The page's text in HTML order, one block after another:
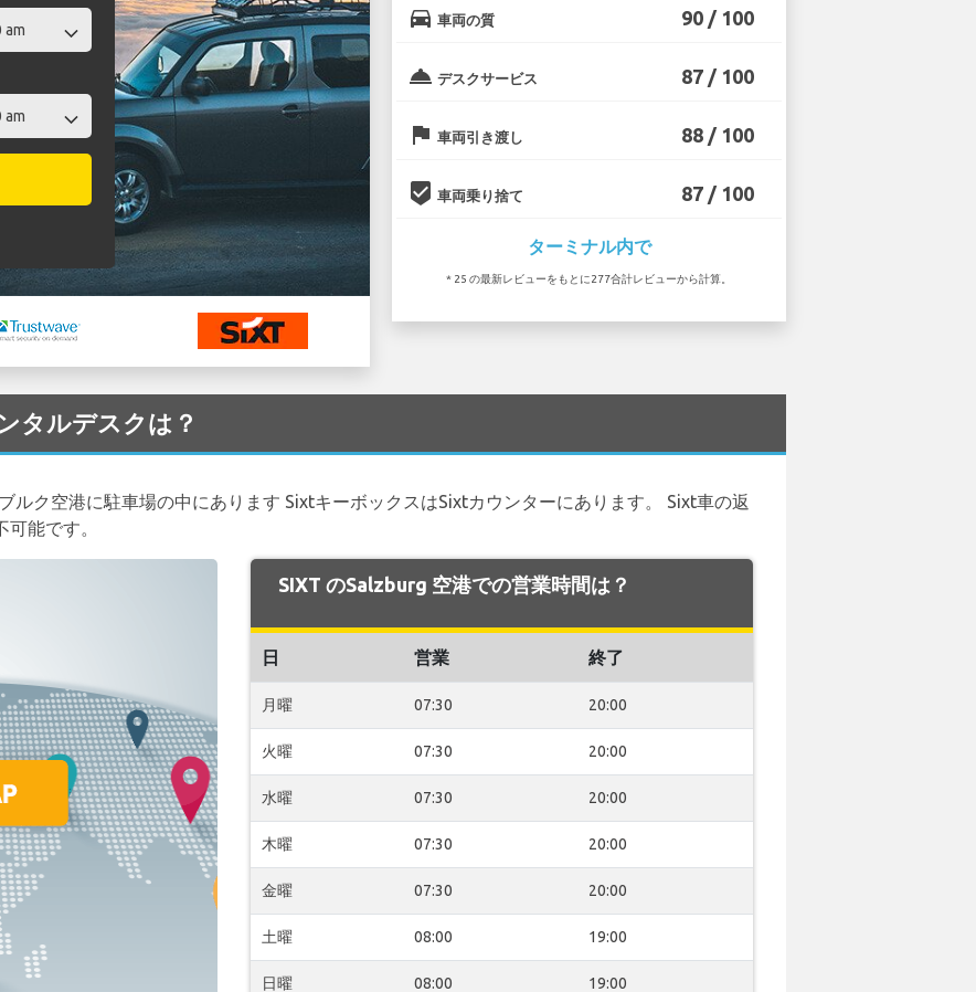
directions_car 車両の質 90 / 100
room_service デスクサービス 87 / 100
flag 車両引き渡し 88 / 100
beenhere 車両乗り捨て 87 / 100
ターミナル内で
* 25 の最新レビューをもとに277合計レビューから計算。
タルデスクは？
ルク空港に駐車場の中にあります SixtキーボックスはSixtカウンターにあります。 Sixt車の返
能です。
SIXT のSalzburg 空港での営業時間は？
日 営業 終了
月曜 07:30 20:00
火曜 07:30 20:00
水曜 07:30 20:00
木曜 07:30 20:00
金曜 07:30 20:00
土曜 08:00 19:00
日曜 08:00 19:00